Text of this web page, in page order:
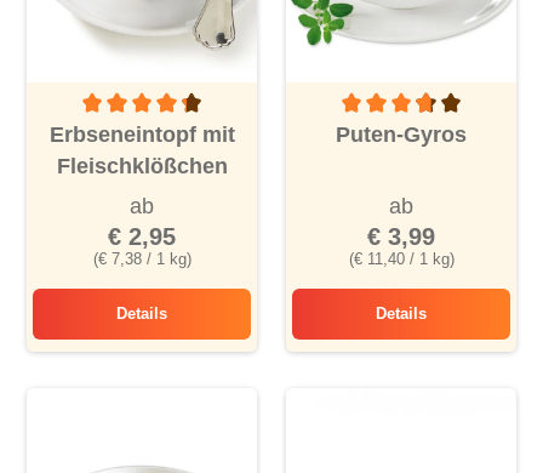
Durchschnittliche Bewertung von 4.2 von 5 Sternen
Erbseneintopf mit
Fleischklößchen
(€ 7,38 / 1 kg)
ab
€ 2,95
Details
Erbseneintopf mit Fleischklößchen
Durchschnittliche
Puten-Gyros
(€ 11,40 / 1 kg)
ab
€ 3,99
Details